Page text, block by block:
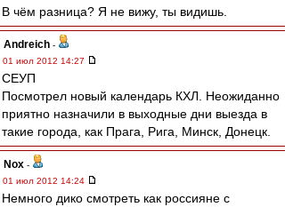
В чём разница? Я не вижу, ты видишь.
Andreich -
01 июл 2012 14:27
СЕУП
Посмотрел новый календарь КХЛ. Неожиданно
приятно назначили в выходные дни выезда в
такие города, как Прага, Рига, Минск, Донецк.
Nox -
01 июл 2012 14:24
Немного дико смотреть как россияне с